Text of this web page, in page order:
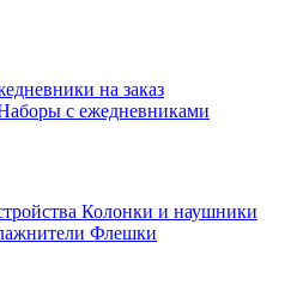
на заказ
с ежедневниками
Колонки и наушники
Флешки